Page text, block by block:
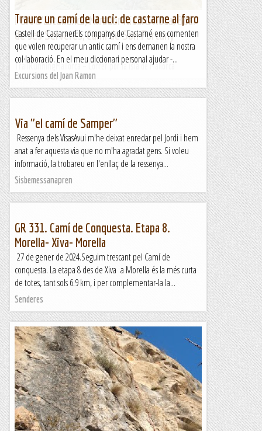
Port d’Estellencs, Mirador Ricard Roca, Boal
de ses Serveres, Camí de Son Fortuny
TrailRunningMallorca – Correr por la isla de Mallorca
Traure un camí de la uci: de castarne al faro
Castell de CastarnerEls companys de Castarné ens comenten
que volen recuperar un antic camí i ens demanen la nostra
col·laboració. En el meu diccionari personal ajudar -...
Excursions del Joan Ramon
Via "el camí de Samper"
Ressenya dels VisasAvui m'he deixat enredar pel Jordi i hem
anat a fer aquesta via que no m'ha agradat gens. Si voleu
informació, la trobareu en l'enllaç de la ressenya...
Sisbemessanapren
GR 331. Camí de Conquesta. Etapa 8.
Morella- Xiva- Morella
27 de gener de 2024.Seguim trescant pel Camí de
conquesta. La etapa 8 des de Xiva a Morella és la més curta
de totes, tant sols 6.9 km, i per complementar-la la...
Senderes